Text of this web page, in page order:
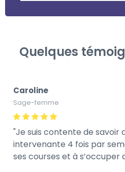
Quelques
Caroline
Sage-femme
Je suis contente de savoir
intervenante 4 fois par
ses courses et à s’occuper